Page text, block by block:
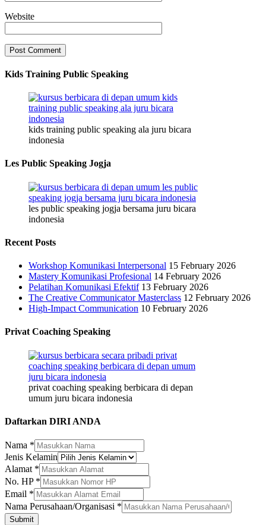
Website
Kids Training Public Speaking
kids training public speaking ala juru bicara
indonesia
Les Public Speaking Jogja
les public speaking jogja bersama juru bicara
indonesia
Recent Posts
Workshop Komunikasi Interpersonal 15 February 2026
Mastery Komunikasi Profesional 14 February 2026
Pelatihan Komunikasi Efektif 13 February 2026
The Creative Communicator Masterclass 12 February 2026
High-Impact Communication 10 February 2026
Privat Coaching Speaking
privat coaching speaking berbicara di depan
umum juru bicara indonesia
Daftarkan DIRI ANDA
Nama *
Jenis Kelamin
Nama
Email
Perusahaan/Organisasi
Alamat *
No. HP *
Email *
Nama Perusahaan/Organisasi *
Submit